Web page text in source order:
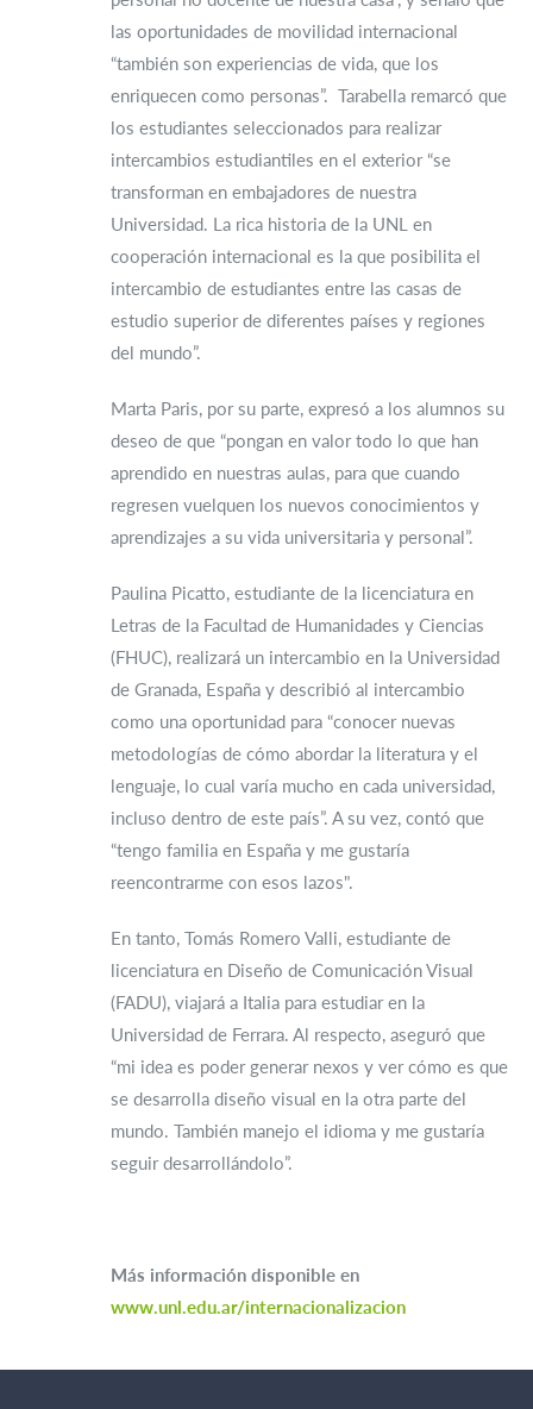
las oportunidades de movilidad internacional
“también son experiencias de vida, que los
enriquecen como personas”. Tarabella remarcó que
los estudiantes seleccionados para realizar
intercambios estudiantiles en el exterior “se
transforman en embajadores de nuestra
Universidad. La rica historia de la UNL en
cooperación internacional es la que posibilita el
intercambio de estudiantes entre las casas de
estudio superior de diferentes países y regiones
del mundo”.
Marta Paris, por su parte, expresó a los alumnos su
deseo de que “pongan en valor todo lo que han
aprendido en nuestras aulas, para que cuando
regresen vuelquen los nuevos conocimientos y
aprendizajes a su vida universitaria y personal”.
Paulina Picatto, estudiante de la licenciatura en
Letras de la Facultad de Humanidades y Ciencias
(FHUC), realizará un intercambio en la Universidad
de Granada, España y describió al intercambio
como una oportunidad para “conocer nuevas
metodologías de cómo abordar la literatura y el
lenguaje, lo cual varía mucho en cada universidad,
incluso dentro de este país”. A su vez, contó que
“tengo familia en España y me gustaría
reencontrarme con esos lazos".
En tanto, Tomás Romero Valli, estudiante de
licenciatura en Diseño de Comunicación Visual
(FADU), viajará a Italia para estudiar en la
Universidad de Ferrara. Al respecto, aseguró que
“mi idea es poder generar nexos y ver cómo es que
se desarrolla diseño visual en la otra parte del
mundo. También manejo el idioma y me gustaría
seguir desarrollándolo”.
Más información disponible en
www.unl.edu.ar/internacionalizacion